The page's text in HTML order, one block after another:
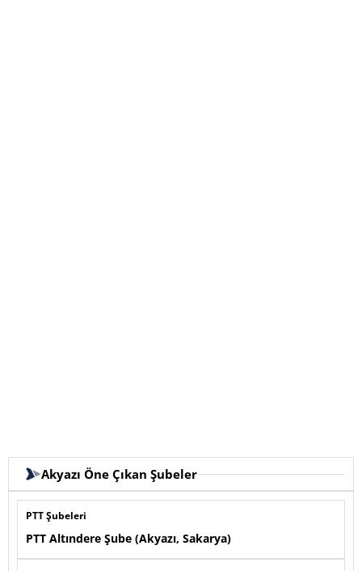
Akyazı Öne Çıkan Şubeler
PTT Şubeleri
PTT Altındere Şube (Akyazı, Sakarya)